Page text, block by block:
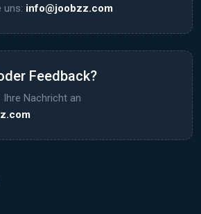
uns: info@joobzz.com
Feedback?
Nachricht an